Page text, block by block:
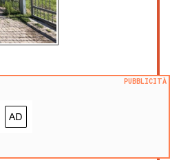
C.E.
PUBBLICITÀ